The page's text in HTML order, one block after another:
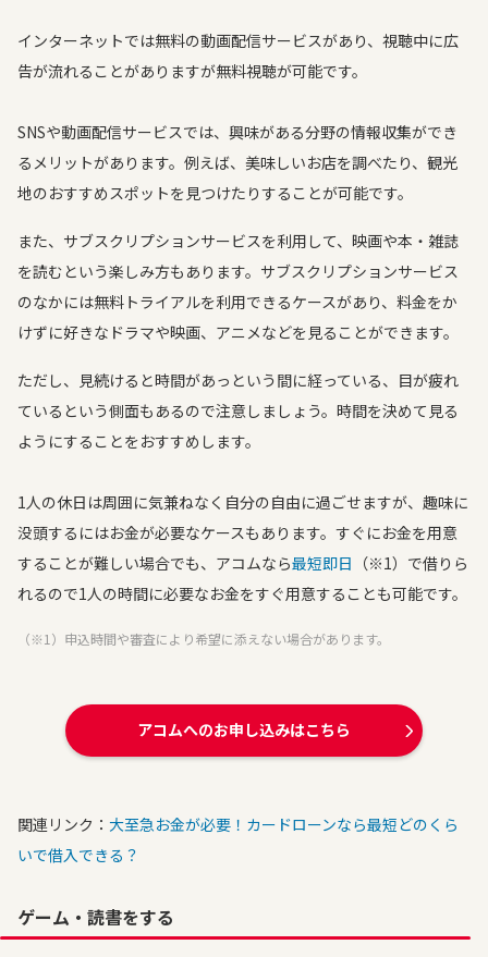
インターネットでは無料の動画配信サービスがあり、視聴中に広
告が流れることがありますが無料視聴が可能です。
SNSや動画配信サービスでは、興味がある分野の情報収集ができ
るメリットがあります。例えば、美味しいお店を調べたり、観光
地のおすすめスポットを見つけたりすることが可能です。
また、サブスクリプションサービスを利用して、映画や本・雑誌
を読むという楽しみ方もあります。サブスクリプションサービス
のなかには無料トライアルを利用できるケースがあり、料金をか
けずに好きなドラマや映画、アニメなどを見ることができます。
ただし、見続けると時間があっという間に経っている、目が疲れ
ているという側面もあるので注意しましょう。時間を決めて見る
ようにすることをおすすめします。
1人の休日は周囲に気兼ねなく自分の自由に過ごせますが、趣味に
没頭するにはお金が必要なケースもあります。すぐにお金を用意
することが難しい場合でも、アコムなら最短即日 （※1）で借りら
れるので1人の時間に必要なお金をすぐ用意することも可能です。
（※1）申込時間や審査により希望に添えない場合があります。
アコムへのお申し込みはこちら
関連リンク： 大至急お金が必要！カードローンなら最短どのくら
いで借入できる？
ゲーム・読書をする